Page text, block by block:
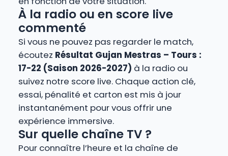
À la radio ou en score live
commenté
Si vous ne pouvez pas regarder le match,
écoutez Résultat Gujan Mestras – Tours :
17-22 (Saison 2026-2027) à la radio ou
suivez notre score live. Chaque action clé,
essai, pénalité et carton est mis à jour
instantanément pour vous offrir une
expérience immersive.
Sur quelle chaîne TV ?
Pour connaître l’heure et la chaîne de